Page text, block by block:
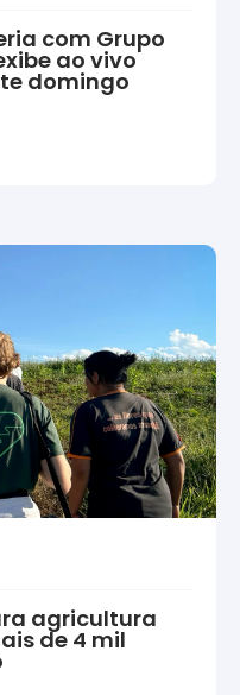
com Grupo
ao vivo
domingo
agricultura
de 4 mil